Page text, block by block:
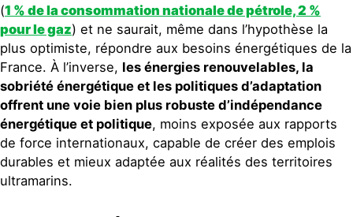
(1 % de la consommation nationale de pétrole, 2 %
pour le gaz) et ne saurait, même dans l’hypothèse la
plus optimiste, répondre aux besoins énergétiques de la
France. À l’inverse, les énergies renouvelables, la
sobriété énergétique et les politiques d’adaptation
offrent une voie bien plus robuste d’indépendance
énergétique et politique, moins exposée aux rapports
de force internationaux, capable de créer des emplois
durables et mieux adaptée aux réalités des territoires
ultramarins.